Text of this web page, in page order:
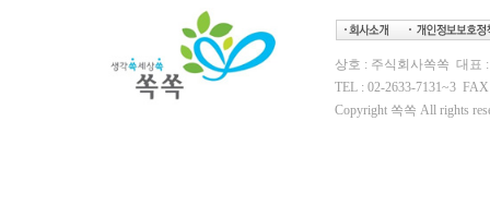
상호 : 주식회사쏙쏙 대표
TEL : 02-2633-7131~3
Copyright 쏙쏙 All rights